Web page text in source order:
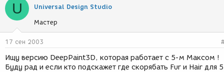
р
т
е
м
ы
с
д
и
я
U Universal Design Studio
Мастер
17 сен 2003
Ищу версию DeepPaint3D, которая работает с 5-м Максом !
Буду рад и если кто подскажет где скорябать Fur и Hair для